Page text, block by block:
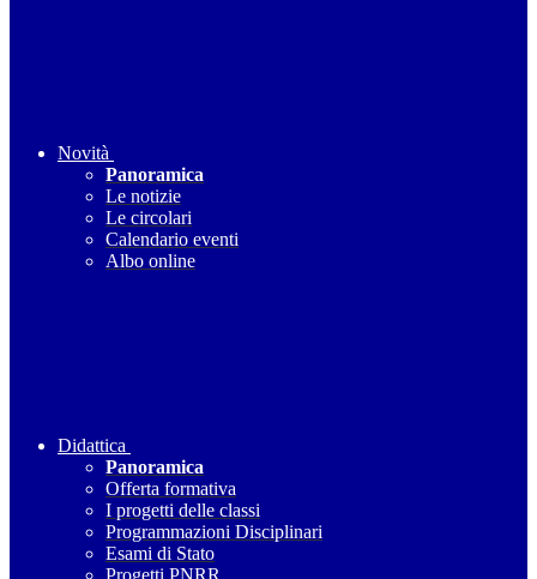
Novità
Panoramica
Le notizie
Le circolari
Calendario eventi
Albo online
Didattica
Panoramica
Offerta formativa
I progetti delle classi
Programmazioni Disciplinari
Esami di Stato